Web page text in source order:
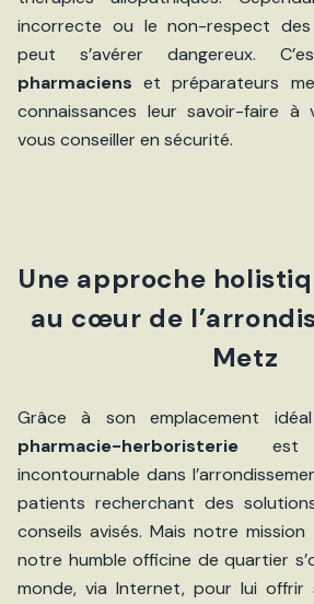
incorrecte ou le non-respect
peut s’avérer dangereux.
pharmaciens et préparateurs
connaissances leur savoir-faire à
vous conseiller en sécurité.
Une approche
au cœur de
Metz
Grâce à son emplacement
pharmacie-herboristerie est
incontournable dans
patients recherchant des
conseils avisés. Mais notre
notre humble officine de quartier
monde, via Internet, pour lui offrir